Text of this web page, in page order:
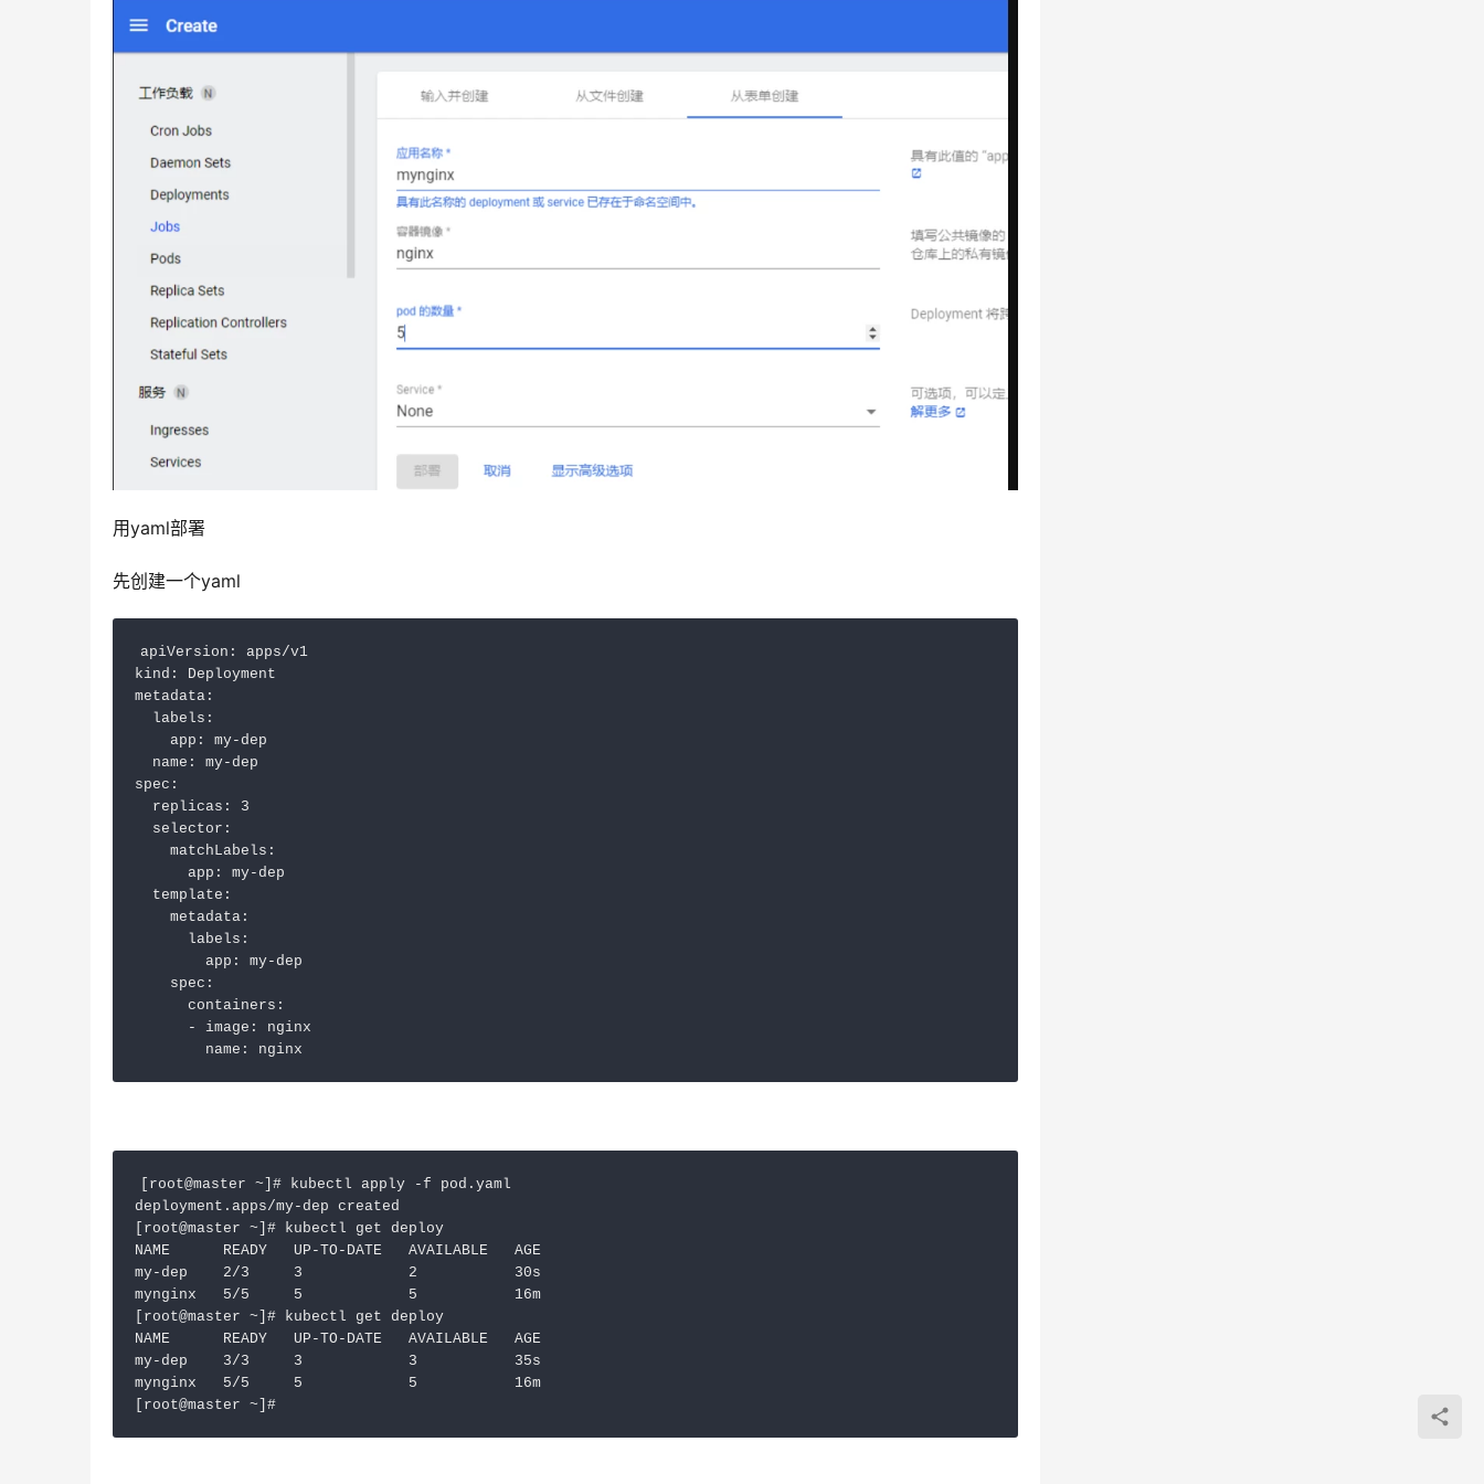
用yaml部署
先创建一个yaml
apiVersion: apps/v1
kind: Deployment
metadata:
  labels:
    app: my-dep
  name: my-dep
spec:
  replicas: 3
  selector:
    matchLabels:
      app: my-dep
  template:
    metadata:
      labels:
        app: my-dep
    spec:
      containers:
      - image: nginx
        name: nginx
[root@master ~]# kubectl apply -f pod.yaml
deployment.apps/my-dep created
[root@master ~]# kubectl get deploy
NAME      READY   UP-TO-DATE   AVAILABLE   AGE
my-dep    2/3     3            2           30s
mynginx   5/5     5            5           16m
[root@master ~]# kubectl get deploy
NAME      READY   UP-TO-DATE   AVAILABLE   AGE
my-dep    3/3     3            3           35s
mynginx   5/5     5            5           16m
[root@master ~]#